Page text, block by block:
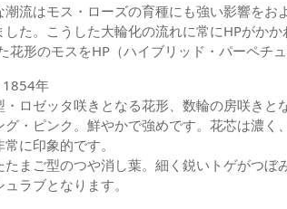
潮流はモス・ローズの育種にも強い影響を
した。こうした大輪化の流れに常にHPがか
花形のモスをHP（ハイブリッド・パーペチ
1854年
ロゼッタ咲きとなる花形、数輪の房咲きと
グ・ピンク。鮮やかで強めです。花芯は濃
に印象的です。
たまご型のつや消し葉。細く鋭いトゲがつ
ラブとなります。